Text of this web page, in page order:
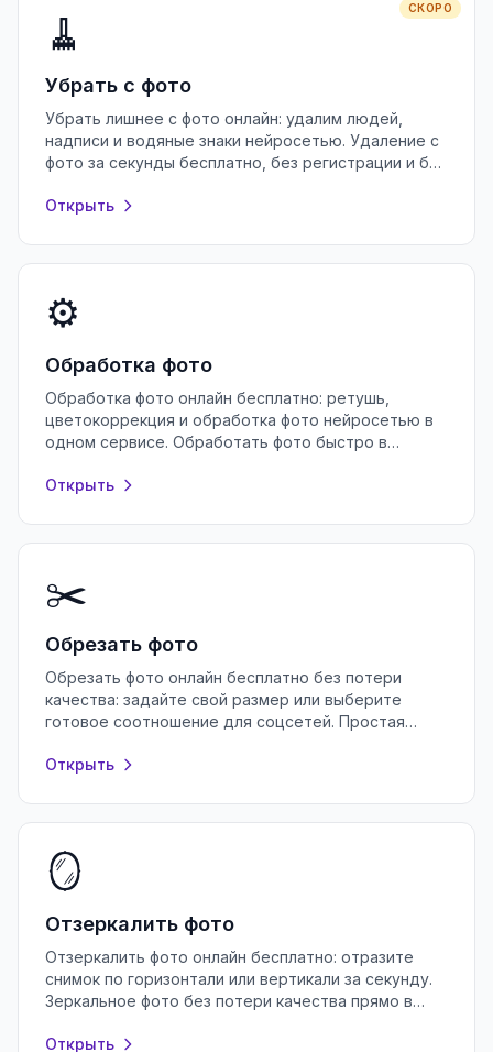
СКОРО
🧹
Убрать с фото
Убрать лишнее с фото онлайн: удалим людей,
надписи и водяные знаки нейросетью. Удаление с
фото за секунды бесплатно, без регистрации и без
Открыть
⚙️
Обработка фото
Обработка фото онлайн бесплатно: ретушь,
цветокоррекция и обработка фото нейросетью в
одном сервисе. Обработать фото быстро в
Открыть
✂️
Обрезать фото
Обрезать фото онлайн бесплатно без потери
качества: задайте свой размер или выберите
готовое соотношение для соцсетей. Простая
Открыть
🪞
Отзеркалить фото
Отзеркалить фото онлайн бесплатно: отразите
снимок по горизонтали или вертикали за секунду.
Зеркальное фото без потери качества прямо в
Открыть